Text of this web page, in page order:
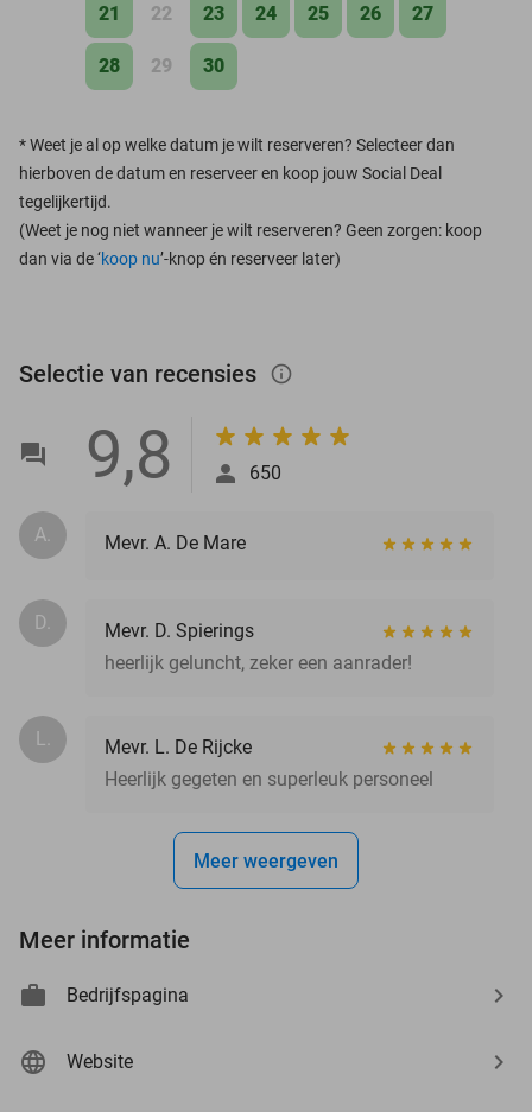
21 22 23 24 25 26 27
28 29 30
*Weet je al op welke datum je wilt reserveren? Selecteer dan
hierboven de datum en reserveer en koop jouw Social Deal
tegelijkertijd.
(Weet je nog niet wanneer je wilt reserveren? Geen zorgen: koop
dan via de ‘koop nu’-knop én reserveer later)
Selectie van recensies info_outlined
9,8 650
A. Mevr. A. De Mare
D.
Mevr. D. Spierings
heerlijk geluncht, zeker een aanrader!
L.
Mevr. L. De Rijcke
Heerlijk gegeten en superleuk personeel
Meer weergeven
Meer informatie
Bedrijfspagina
Website